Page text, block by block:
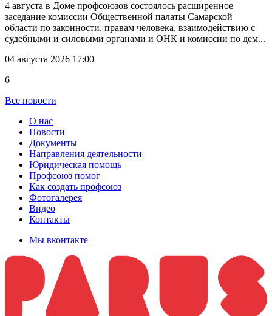
4 августа в Доме профсоюзов состоялось расширенное
заседание комиссии Общественной палаты Самарской
области по законности, правам человека, взаимодействию с
судебными и силовыми органами и ОНК и комиссии по дем...
04 августа 2026 17:00
6
Все новости
О нас
Новости
Документы
Направления деятельности
Юридическая помощь
Профсоюз помог
Как создать профсоюз
Фотогалерея
Видео
Контакты
Мы вконтакте